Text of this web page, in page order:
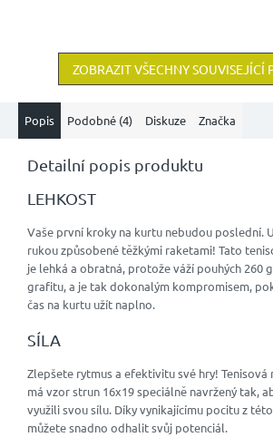
ZOBRAZIT VŠECHNY SOUVISEJÍCÍ
Popis Podobné (4) Diskuze Značka
Detailní popis produktu
LEHKOST
Vaše první kroky na kurtu nebudou poslední.
rukou způsobené těžkými raketami! Tato
je lehká a obratná, protože váží pouhých 260
grafitu, a je tak dokonalým kompromisem,
čas na kurtu užít naplno.
SÍLA
Zlepšete rytmus a efektivitu své hry!
má vzor strun 16x19 speciálně navržený tak,
využili svou sílu. Díky vynikajícímu pocitu z
můžete snadno odhalit svůj potenciál.